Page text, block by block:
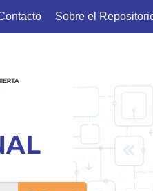
Sobre el